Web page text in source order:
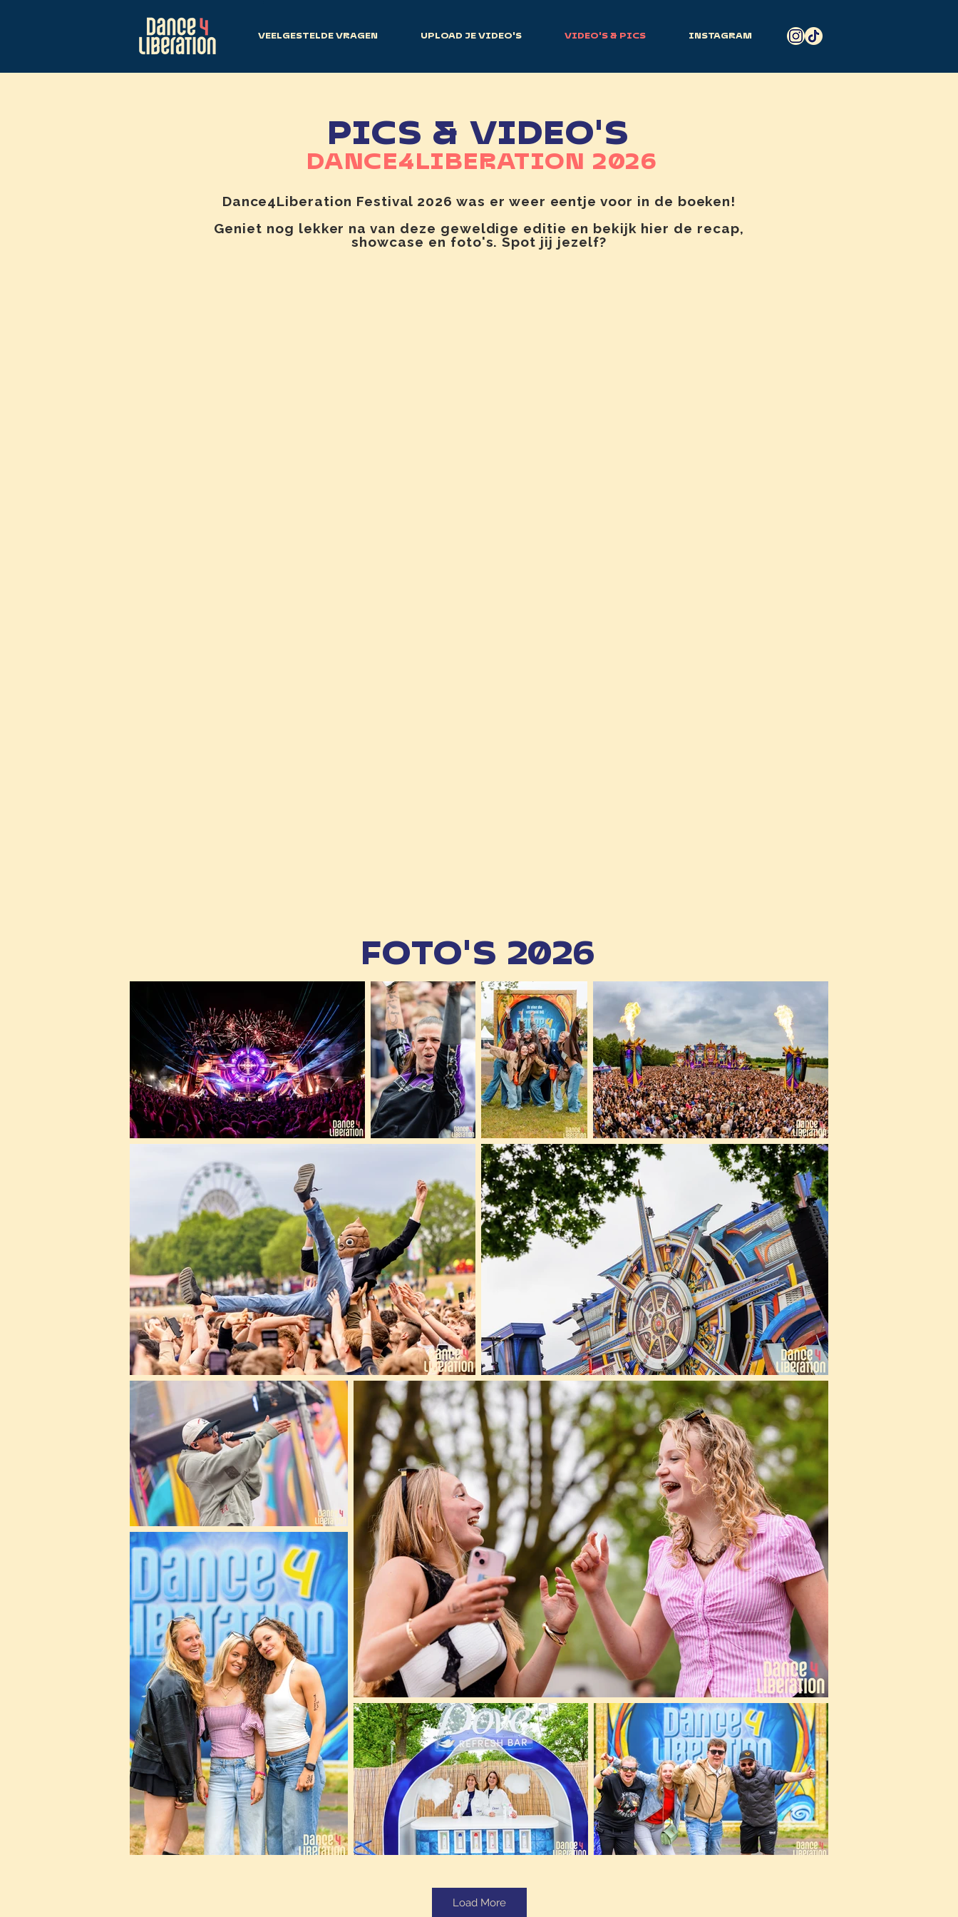
VEELGESTELDE VRAGEN UPLOAD JE VIDEO'S VIDEO'S & PICS INSTAGRAM
PICS & VIDEO'S
DANCE4LIBERATION 2026
Dance4Liberation Festival 2026 was er weer eentje voor in de boeken!
Geniet nog lekker na van deze geweldige editie en bekijk hier de recap,
showcase en foto's. Spot jij jezelf?
FOTO'S 2026
Load More